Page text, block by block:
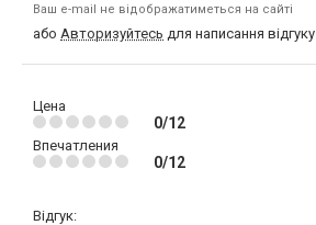
Ваш e-mail не відображатиметься на сайті
або Авторизуйтесь для написання відгуку
Цена
0/12
Впечатления
0/12
Відгук: